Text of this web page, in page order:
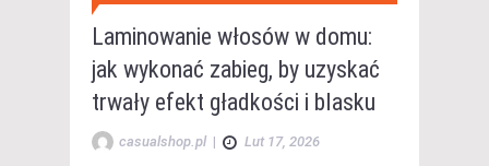
Laminowanie włosów w domu:
jak wykonać zabieg, by uzyskać
trwały efekt gładkości i blasku
casualshop.pl | Lut 17, 2026